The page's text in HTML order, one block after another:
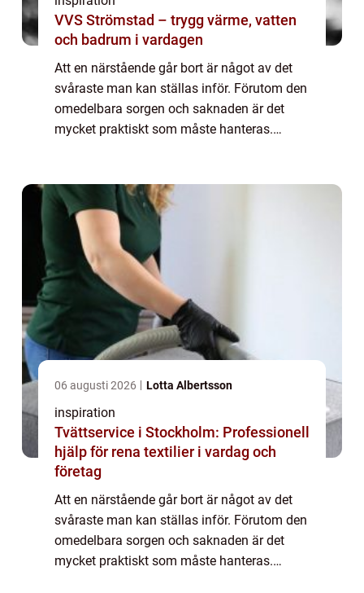
VVS Strömstad – trygg värme, vatten
och badrum i vardagen
Att en närstående går bort är något av det
svåraste man kan ställas inför. Förutom den
omedelbara sorgen och saknaden är det
mycket praktiskt som måste hanteras.
samtidigt som man f...
06 augusti 2026 Lotta Albertsson
inspiration
Tvättservice i Stockholm: Professionell
hjälp för rena textilier i vardag och
företag
Att en närstående går bort är något av det
svåraste man kan ställas inför. Förutom den
omedelbara sorgen och saknaden är det
mycket praktiskt som måste hanteras.